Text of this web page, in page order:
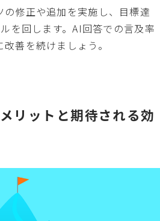
修正や追加を実施し、目標達
を回します。AI回答での言及率
善を続けましょう。
リットと期待される効